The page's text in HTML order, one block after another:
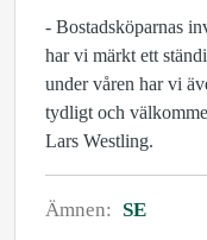
- Bostadsköparnas
har vi märkt ett
under våren har vi
tydligt och
Lars Westling.
Ämnen: SE